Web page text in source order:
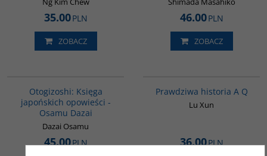
35.00PLN
ZOBACZ
46.00PLN
ZOBACZ
Otogizoshi: Księga
japońskich opowieści -
Osamu Dazai
Dazai Osamu
45.00PLN
Prawdziwa historia A Q
Lu Xun
36.00PLN